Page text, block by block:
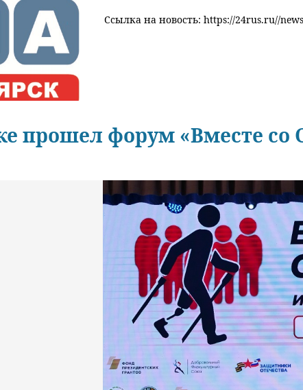
Ссылка на новость: https://24rus.ru//
прошел форум «Вместе со